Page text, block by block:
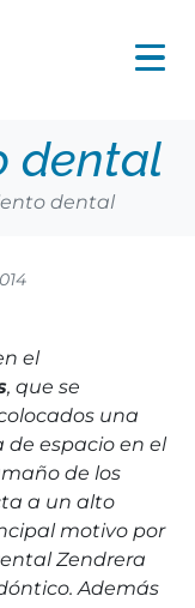
dental
dental
el
, que se
una
espacio en el
de los
a un alto
motivo por
Zendrera
Además